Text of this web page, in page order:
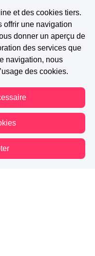
et des cookies tiers.
offrir une navigation
donner un aperçu de
des services que
navigation, nous
des cookies.